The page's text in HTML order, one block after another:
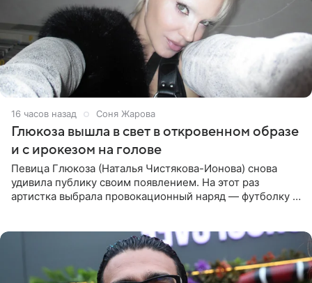
16 часов назад Соня Жарова
Глюкоза вышла в свет в откровенном образе
и с ирокезом на голове
Певица Глюкоза (Наталья Чистякова-Ионова) снова
удивила публику своим появлением. На этот раз
артистка выбрала провокационный наряд — футболку с